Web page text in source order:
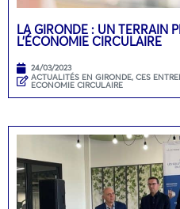
LA GIRONDE : UN TERRAIN
L’ÉCONOMIE CIRCULAIRE
24/03/2023
ACTUALITÉS EN GIRONDE, CES
ECONOMIE CIRCULAIRE